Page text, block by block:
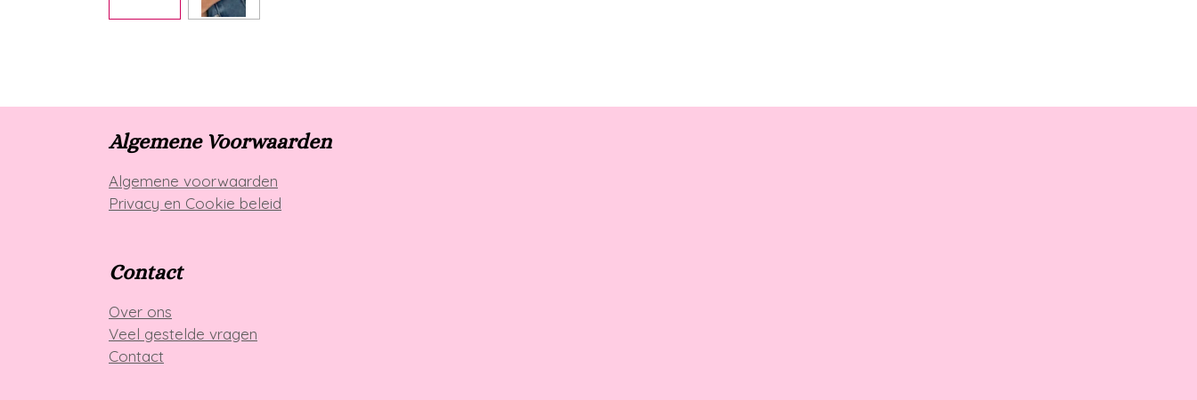
Algemene Voorwaarden
Algemene voorwaarden
Privacy en Cookie beleid
Contact
Over ons
Veel gestelde vragen
Contact